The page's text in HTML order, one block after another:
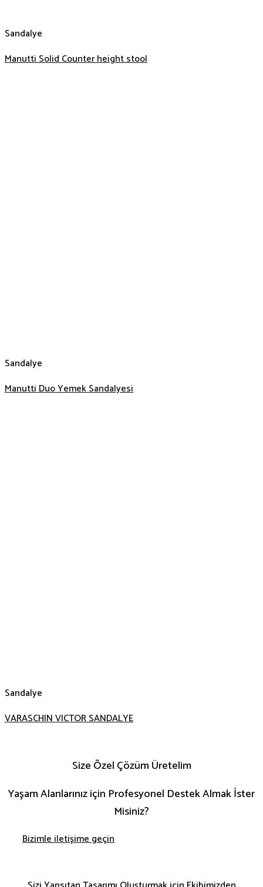
Sandalye
Manutti Solid Counter height stool
Sandalye
Manutti Duo Yemek Sandalyesi
Sandalye
VARASCHIN VICTOR SANDALYE
Size Özel Çözüm Üretelim
Yaşam Alanlarınız için Profesyonel Destek Almak İster
Misiniz?
Bizimle iletişime geçin